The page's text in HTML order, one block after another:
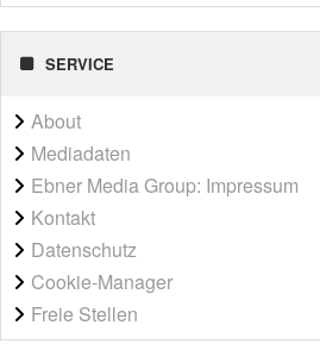
SERVICE
About
Mediadaten
Ebner Media Group: Impressum
Kontakt
Datenschutz
Cookie-Manager
Freie Stellen